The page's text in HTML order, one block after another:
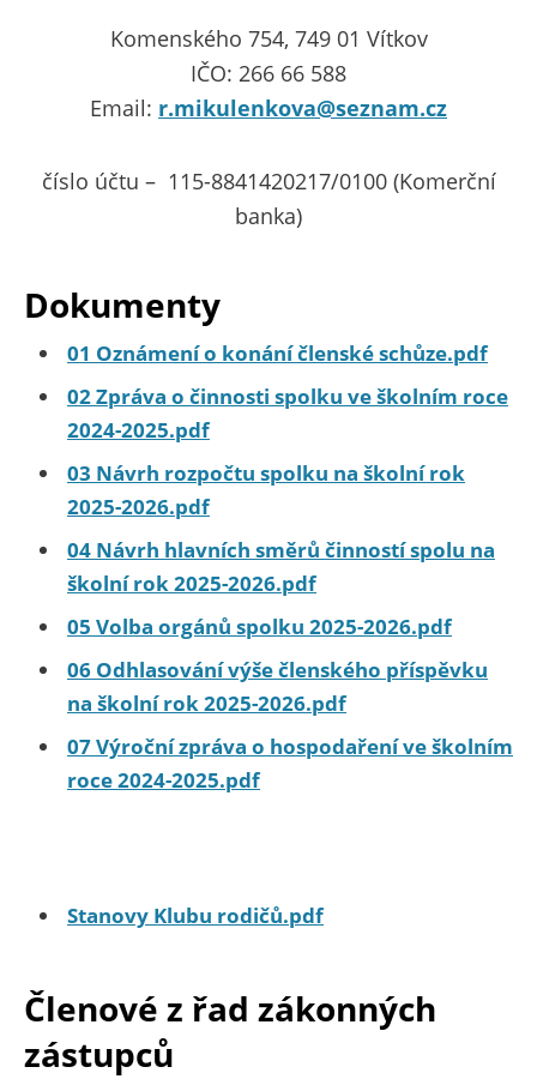
Komenského 754, 749 01 Vítkov
IČO: 266 66 588
Email: r.mikulenkova@seznam.cz
číslo účtu – 115-8841420217/0100 (Komerční
banka)
Dokumenty
01 Oznámení o konání členské schůze.pdf
02 Zpráva o činnosti spolku ve školním roce
2024-2025.pdf
03 Návrh rozpočtu spolku na školní rok
2025-2026.pdf
04 Návrh hlavních směrů činností spolu na
školní rok 2025-2026.pdf
05 Volba orgánů spolku 2025-2026.pdf
06 Odhlasování výše členského příspěvku
na školní rok 2025-2026.pdf
07 Výroční zpráva o hospodaření ve školním
roce 2024-2025.pdf
Stanovy Klubu rodičů.pdf
Členové z řad zákonných
zástupců